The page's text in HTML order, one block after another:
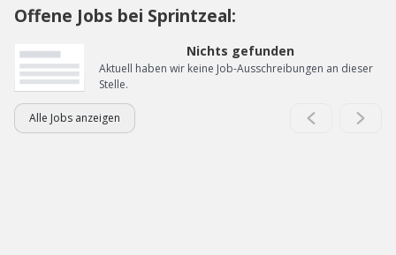
Offene Jobs bei Sprintzeal:
Nichts gefunden
Aktuell haben wir keine Job-Ausschreibungen an dieser
Stelle.
Alle Jobs anzeigen